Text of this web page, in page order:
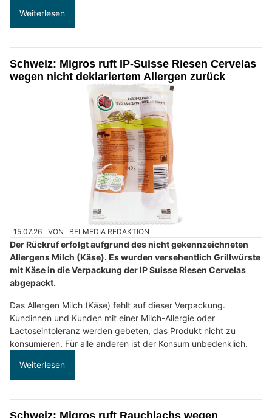
Weiterlesen
Schweiz: Migros ruft IP-Suisse Riesen Cervelas
wegen nicht deklariertem Allergen zurück
15.07.26 VON BELMEDIA REDAKTION
Der Rückruf erfolgt aufgrund des nicht gekennzeichneten
Allergens Milch (Käse). Es wurden versehentlich Grillwürste
mit Käse in die Verpackung der IP Suisse Riesen Cervelas
abgepackt.
Das Allergen Milch (Käse) fehlt auf dieser Verpackung.
Kundinnen und Kunden mit einer Milch-Allergie oder
Lactoseintoleranz werden gebeten, das Produkt nicht zu
konsumieren. Für alle anderen ist der Konsum unbedenklich.
Weiterlesen